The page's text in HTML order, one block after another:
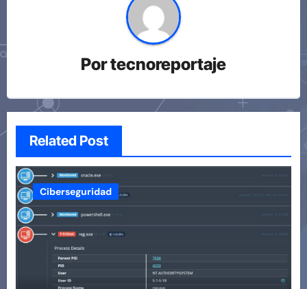
Portecnoreportaje
Related Post
Ciberseguridad